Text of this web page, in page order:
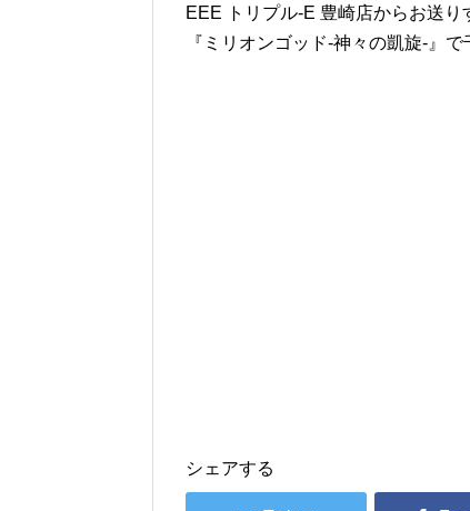
EEE トリプル-E 豊崎店からお送り
『ミリオンゴッド-神々の凱旋-』
シェアする